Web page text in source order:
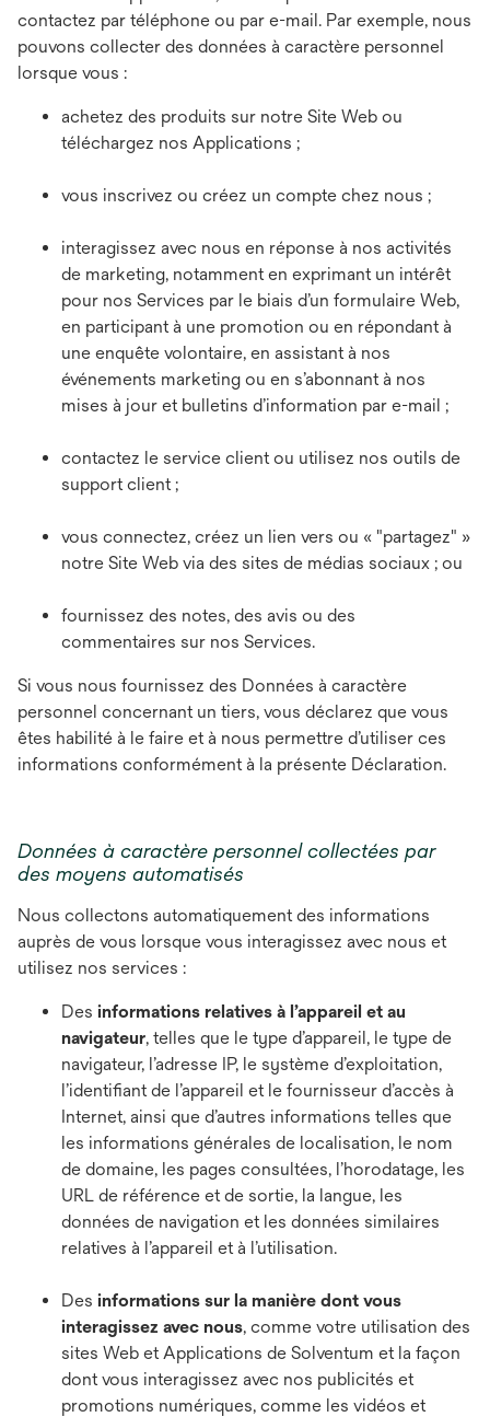
contactez par téléphone ou par e-mail. Par exemple, nous
pouvons collecter des données à caractère personnel
lorsque vous :
achetez des produits sur notre Site Web ou
téléchargez nos Applications ;
vous inscrivez ou créez un compte chez nous ;
interagissez avec nous en réponse à nos activités
de marketing, notamment en exprimant un intérêt
pour nos Services par le biais d’un formulaire Web,
en participant à une promotion ou en répondant à
une enquête volontaire, en assistant à nos
événements marketing ou en s’abonnant à nos
mises à jour et bulletins d’information par e-mail ;
contactez le service client ou utilisez nos outils de
support client ;
vous connectez, créez un lien vers ou « "partagez" »
notre Site Web via des sites de médias sociaux ; ou
fournissez des notes, des avis ou des
commentaires sur nos Services.
Si vous nous fournissez des Données à caractère
personnel concernant un tiers, vous déclarez que vous
êtes habilité à le faire et à nous permettre d’utiliser ces
informations conformément à la présente Déclaration.
Données à caractère personnel collectées par
des moyens automatisés
Nous collectons automatiquement des informations
auprès de vous lorsque vous interagissez avec nous et
utilisez nos services :
Des informations relatives à l’appareil et au
navigateur, telles que le type d’appareil, le type de
navigateur, l’adresse IP, le système d’exploitation,
l’identifiant de l’appareil et le fournisseur d’accès à
Internet, ainsi que d’autres informations telles que
les informations générales de localisation, le nom
de domaine, les pages consultées, l’horodatage, les
URL de référence et de sortie, la langue, les
données de navigation et les données similaires
relatives à l’appareil et à l’utilisation.
Des informations sur la manière dont vous
interagissez avec nous, comme votre utilisation des
sites Web et Applications de Solventum et la façon
dont vous interagissez avec nos publicités et
promotions numériques, comme les vidéos et